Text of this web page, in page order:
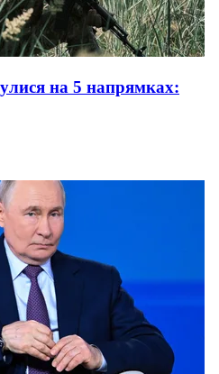
на 5 напрямках: